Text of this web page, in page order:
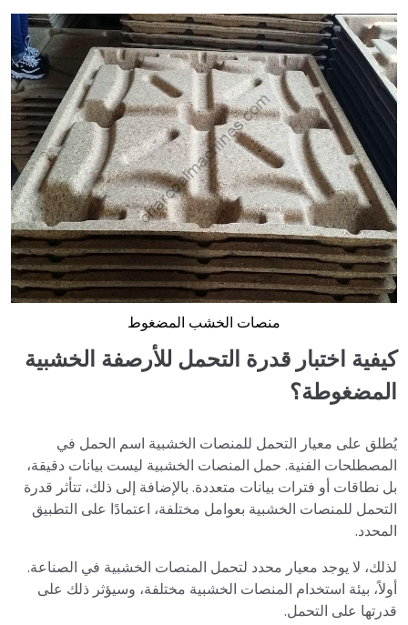
منصات الخشب المضغوط
كيفية اختبار قدرة التحمل للأرصفة الخشبية
المضغوطة؟
يُطلق على معيار التحمل للمنصات الخشبية اسم الحمل في
المصطلحات الفنية. حمل المنصات الخشبية ليست بيانات دقيقة،
بل نطاقات أو فترات بيانات متعددة. بالإضافة إلى ذلك، تتأثر قدرة
التحمل للمنصات الخشبية بعوامل مختلفة، اعتمادًا على التطبيق
المحدد.
لذلك، لا يوجد معيار محدد لتحمل المنصات الخشبية في الصناعة.
أولاً، بيئة استخدام المنصات الخشبية مختلفة، وسيؤثر ذلك على
قدرتها على التحمل.